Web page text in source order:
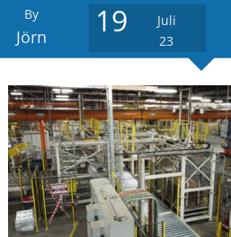
KONTAKT
By
Jörn 19
Juli
23